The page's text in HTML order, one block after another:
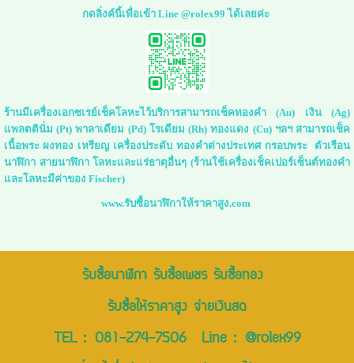
กดลิ่งค์นี้เพื่อเข้า Line @rolex99 ได้เลยค่ะ
ร้านมีเครื่องเอกซเรย์เช็คโลหะไว้บริการสามารถเช็คทองคำ (Au) เงิน (Ag)
แพลตตินั่ม (Pt) พาลาเดียม (Pd) โรเดียม (Rh) ทองแดง (Cu) ฯลฯ สามารถเช็ค
เนื้อพระ ผงทอง เหรียญ เครื่องประดับ ทองคำต่างประเทศ กรอบพระ ตัวเรือน
นาฬิกา สายนาฬิกา โลหะและแร่ธาตุอื่นๆ (ร้านใช้เครื่องเช็คเปอร์เซ็นต์ทองคำ
และโลหะมีค่าของ Fischer)
www.รับซื้อนาฬิกาให้ราคาสูง.com
รับซื้อนาฬิกา รับซื้อเพชร รับซื้อทอง
รับซื้อให้ราคาสูง จ่ายเงินสด
TEL : 081-274-7506Line : @rolex99